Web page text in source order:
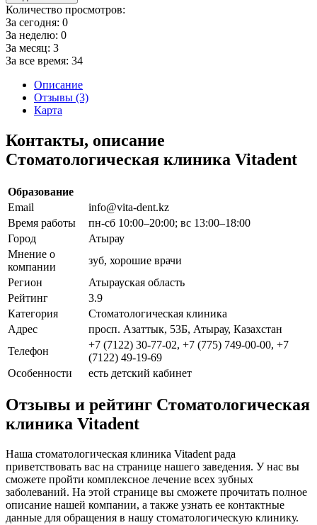
Количество просмотров:
За сегодня: 0
За неделю: 0
За месяц: 3
За все время: 34
Описание
Отзывы (3)
Карта
Контакты, описание
Стоматологическая клиника Vitadent
Образование
Email
info@vita-dent.kz
Время работы
пн-сб 10:00–20:00; вс 13:00–18:00
Город
Атырау
Мнение о
компании
зуб, хорошие врачи
Регион
Атырауская область
Рейтинг
3.9
Категория
Стоматологическая клиника
Адрес
просп. Азаттык, 53Б, Атырау, Казахстан
Телефон
+7 (7122) 30-77-02, +7 (775) 749-00-00, +7
(7122) 49-19-69
Особенности
есть детский кабинет
Отзывы и рейтинг Стоматологическая
клиника Vitadent
Наша стоматологическая клиника Vitadent рада
приветствовать вас на странице нашего заведения. У нас вы
сможете пройти комплексное лечение всех зубных
заболеваний. На этой странице вы сможете прочитать полное
описание нашей компании, а также узнать ее контактные
данные для обращения в нашу стоматологическую клинику.